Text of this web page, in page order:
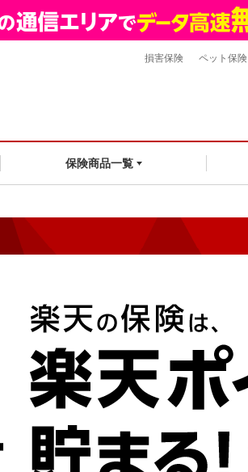
保険商品一覧
損害保険 ペット保険